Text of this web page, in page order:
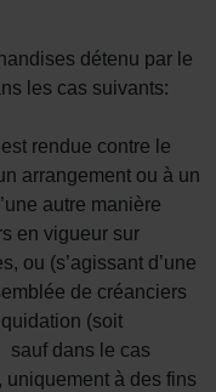
détenu par le
les cas suivants:
rendue contre le
arrangement ou à un
autre manière
en vigueur sur
ou (s’agissant d’une
de créanciers
(soit
sauf dans le cas
uniquement à des fins